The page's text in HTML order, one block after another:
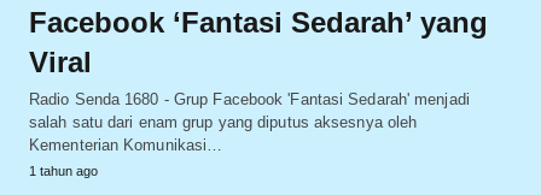
Facebook ‘Fantasi Sedarah’ yang
Viral
Radio Senda 1680 - Grup Facebook 'Fantasi Sedarah' menjadi
salah satu dari enam grup yang diputus aksesnya oleh
Kementerian Komunikasi…
1 tahun ago